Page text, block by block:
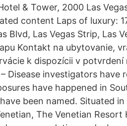
& Tower, 2000 Las
content Laps of luxury:
Blvd, Las Vegas Strip, Las
Kontakt na ubytovanie,
k dispozícii v potvrdení
– Disease investigators
have happened in
been named. Situated
The Venetian Resort